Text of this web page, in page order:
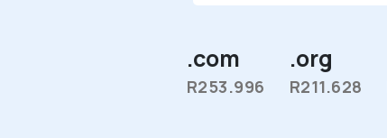
.com
R253.996
.org
R211.628